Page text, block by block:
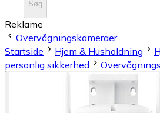
Søg
Reklame
Overvågningskameraer
Startside
Hjem & Husholdning
personlig sikkerhed